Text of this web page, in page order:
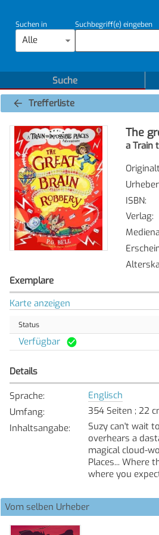
Suchen in
Alle
Suchbegriff(e) eingeben
Suche
Trefferliste
The
a Train
Urheber
ISBN:
Verlag:
Exemplare
Karte anzeigen
Status
Verfügbar
Details
Sprache:
Englisch
Umfang:
354 Seiten ; 22
Inhaltsangabe:
Suzy can't wait
overhears a
magical cloud-
Places... Where
where you
Vom selben Urheber